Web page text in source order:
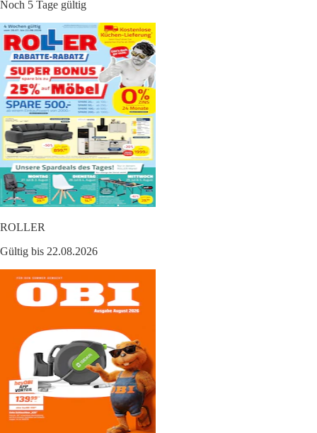
Noch 5 Tage gültig
ROLLER
Gültig bis 22.08.2026